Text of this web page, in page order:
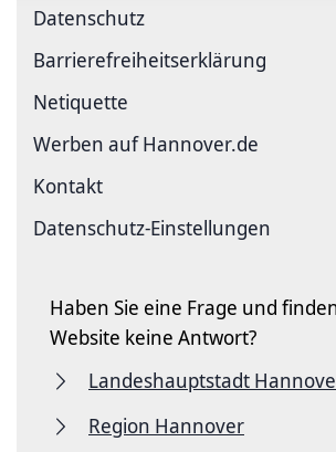
Datenschutz
Barriere­freiheits­erklärung
Netiquette
Werben auf Hannover.de
Kontakt
Datenschutz-Einstellungen
Haben Sie eine Frage und
Website keine Antwort?
Landeshauptstadt
Region Hannover